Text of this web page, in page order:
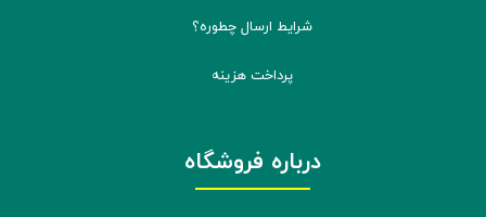
شرایط ارسال چطوره؟
پرداخت هزینه
درباره فروشگاه